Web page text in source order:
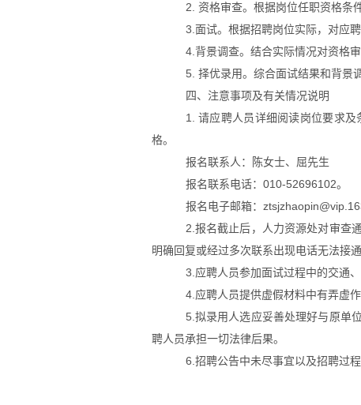
2. 资格审查。根据岗位任职资格条
3.面试。根据招聘岗位实际，对应
4.背景调查。结合实际情况对资格
5. 择优录用。综合面试结果和背景
四、注意事项及有关情况说明
1.
请应聘人员详细阅读岗位要求
格。
报名联系人：陈女士、屈先生
报名联系电话： 010-52696102。
报名电子邮箱：
2.报名截止后，人力资源处对审查
明确回复或经过多次联系出现电话无法接
3.应聘人员参加面试过程中的交通、
4.应聘人员提供虚假材料中有弄虚
5.拟录用人选应妥善处理好与原单
聘人员承担一切法律后果。
6.招聘公告中未尽事宜以及招聘过